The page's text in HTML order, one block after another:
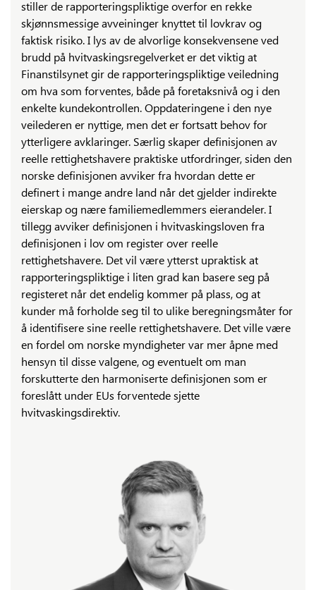
stiller de rapporteringspliktige overfor en rekke
skjønnsmessige avveininger knyttet til lovkrav og
faktisk risiko. I lys av de alvorlige konsekvensene ved
brudd på hvitvaskingsregelverket er det viktig at
Finanstilsynet gir de rapporteringspliktige veiledning
om hva som forventes, både på foretaksnivå og i den
enkelte kundekontrollen. Oppdateringene i den nye
veilederen er nyttige, men det er fortsatt behov for
ytterligere avklaringer. Særlig skaper definisjonen av
reelle rettighetshavere praktiske utfordringer, siden den
norske definisjonen avviker fra hvordan dette er
definert i mange andre land når det gjelder indirekte
eierskap og nære familiemedlemmers eierandeler. I
tillegg avviker definisjonen i hvitvaskingsloven fra
definisjonen i lov om register over reelle
rettighetshavere. Det vil være ytterst upraktisk at
rapporteringspliktige i liten grad kan basere seg på
registeret når det endelig kommer på plass, og at
kunder må forholde seg til to ulike beregningsmåter for
å identifisere sine reelle rettighetshavere. Det ville være
en fordel om norske myndigheter var mer åpne med
hensyn til disse valgene, og eventuelt om man
forskutterte den harmoniserte definisjonen som er
foreslått under EUs forventede sjette
hvitvaskingsdirektiv.